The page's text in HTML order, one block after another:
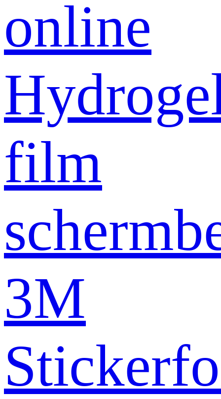
online
film
3M